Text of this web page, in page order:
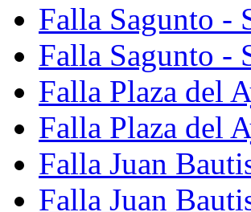
Falla Sagunto -
Falla Sagunto -
Falla Plaza del
Falla Plaza del
Falla Juan
Falla Juan